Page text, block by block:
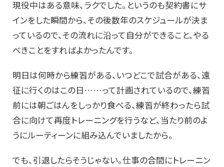
現役中はある意味、ラクでした。というのも契約書にサ
インをした瞬間から、その後数年のスケジュールが決ま
っているので、その流れに沿って自分ができること、やる
べきことをすればよかったんです。
明日は何時から練習がある、いつどこで試合がある、遠
征に行くのはこの日……って計画されているので、練習
前には朝ごはんをしっかり食べる、練習が終わったら試
合に向けて再度トレーニングを行うなど、当たり前のよ
うにルーティーンに組み込んでいましたから。
でも、引退したらそうじゃない。仕事の合間にトレーニン